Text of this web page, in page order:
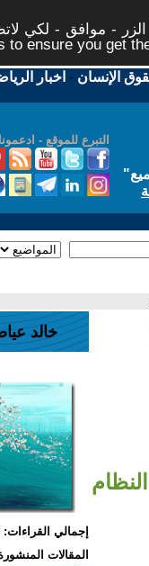
- موافق - لكي
to ensure you get
الإنسان - اخبار
التبرع للموقع - ادعمونا
"
خالد
إجمالي القراءات: 762,914
المقالات المنشورة: